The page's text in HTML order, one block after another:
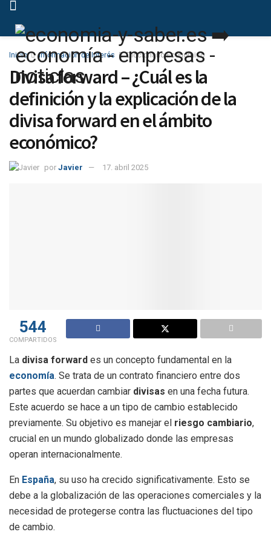
Inicio Información de Interés Diccionario Económico
Divisa forward – ¿Cuál es la
definición y la explicación de la
divisa forward en el ámbito
económico?
por Javier 17. abril 2025
544
COMPARTIDOS
La divisa forward es un concepto fundamental en la
economía. Se trata de un contrato financiero entre dos
partes que acuerdan cambiar divisas en una fecha futura.
Este acuerdo se hace a un tipo de cambio establecido
previamente. Su objetivo es manejar el riesgo cambiario,
crucial en un mundo globalizado donde las empresas
operan internacionalmente.
En España, su uso ha crecido significativamente. Esto se
debe a la globalización de las operaciones comerciales y la
necesidad de protegerse contra las fluctuaciones del tipo
de cambio.